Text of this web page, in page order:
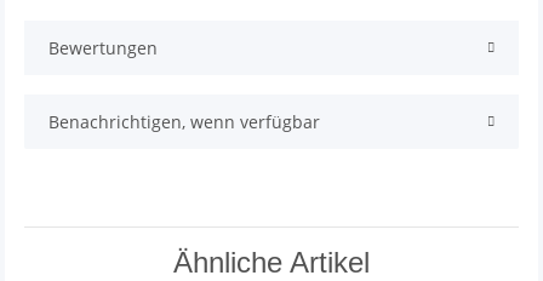
Bewertungen
Benachrichtigen, wenn verfügbar
Ähnliche Artikel